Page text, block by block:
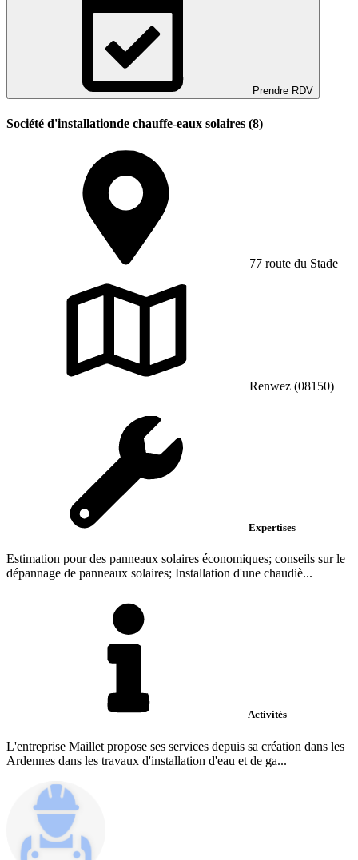
Prendre RDV
Société d'installationde chauffe-eaux solaires (8)
77 route du Stade
Renwez (08150)
Expertises
Estimation pour des panneaux solaires économiques; conseils sur le
dépannage de panneaux solaires; Installation d'une chaudiè...
Activités
L'entreprise Maillet propose ses services depuis sa création dans les
Ardennes dans les travaux d'installation d'eau et de ga...